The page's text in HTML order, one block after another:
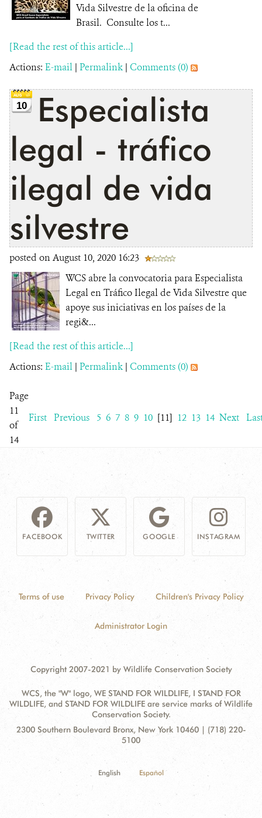
Vida Silvestre de la oficina de
Brasil. Consulte los t...
[Read the rest of this article...]
Actions: E-mail | Permalink | Comments (0)
10
Especialista
legal - tráfico
ilegal de vida
silvestre
posted on August 10, 2020 16:23
WCS abre la convocatoria para Especialista
Legal en Tráfico Ilegal de Vida Silvestre que
apoye sus iniciativas en los países de la
regi&...
[Read the rest of this article...]
Actions: E-mail | Permalink | Comments (0)
Page
11
of
14
First Previous 5 6 7 8 9 10 [11] 12 13 14 Next
FACEBOOK TWITTER GOOGLE INSTAGRAM
Terms of use Privacy Policy Children's Privacy Policy
Administrator Login
Copyright 2007-2021 by Wildlife Conservation Society
WCS, the "W" logo, WE STAND FOR WILDLIFE, I STAND FOR
WILDLIFE, and STAND FOR WILDLIFE are service marks of Wildlife
Conservation Society.
Contact
Address:
2300 Southern Boulevard Bronx, New York 10460 | (718) 220-
5100
English Español